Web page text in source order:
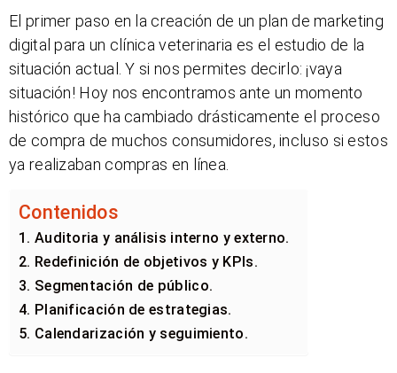
El primer paso en la creación de un plan de marketing
digital para un clínica veterinaria es el estudio de la
situación actual. Y si nos permites decirlo: ¡vaya
situación! Hoy nos encontramos ante un momento
histórico que ha cambiado drásticamente el proceso
de compra de muchos consumidores, incluso si estos
ya realizaban compras en línea.
Contenidos
1. Auditoria y análisis interno y externo.
2. Redefinición de objetivos y KPIs.
3. Segmentación de público.
4. Planificación de estrategias.
5. Calendarización y seguimiento.